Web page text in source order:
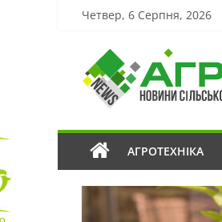
Четвер, 6 Серпня, 2026
АГРОТЕХНІКА